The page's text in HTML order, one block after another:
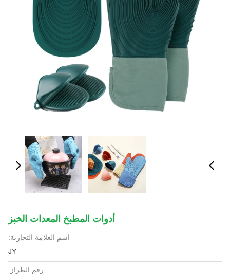
أدوات المطبخ المعدات الخبز
اسم العلامة التجارية:
JY
رقم الطراز: